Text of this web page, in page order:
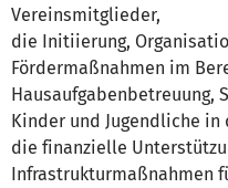
Vereinsmitglieder,
die Initiierung,
Fördermaßnahmen im
Hausaufgabenbetreuung,
Kinder und Jugendliche in
die finanzielle
Infrastrukturmaßnahmen